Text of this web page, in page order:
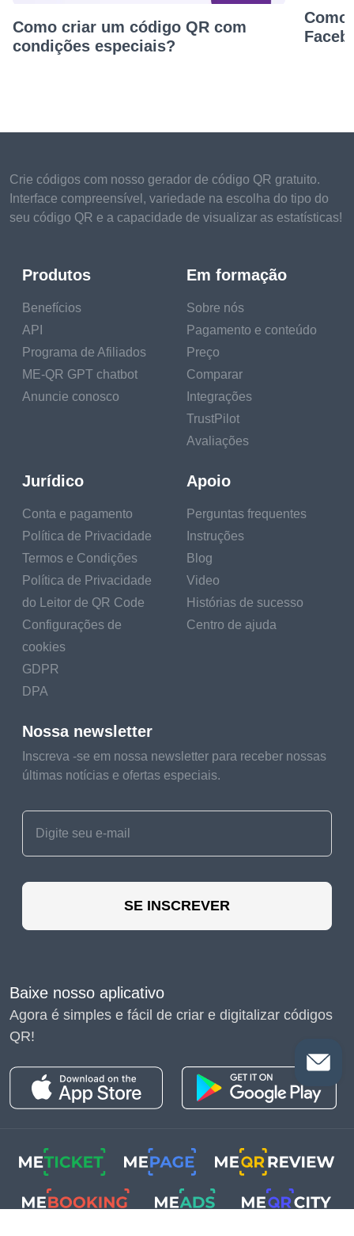
Como criar um código QR com
condições especiais?
Como
Crie códigos com nosso gerador de código QR gratuito.
Interface compreensível, variedade na escolha do tipo do
seu código QR e a capacidade de visualizar as estatísticas!
Produtos
Benefícios
API
Programa de Afiliados
ME-QR GPT chatbot
Anuncie conosco
Em formação
Sobre nós
Pagamento e conteúdo
Preço
Comparar
Integrações
TrustPilot
Avaliações
Jurídico
Conta e pagamento
Política de Privacidade
Termos e Condições
Política de Privacidade
do Leitor de QR Code
Configurações de
cookies
GDPR
DPA
Apoio
Perguntas frequentes
Instruções
Blog
Video
Histórias de sucesso
Centro de ajuda
Nossa newsletter
Inscreva -se em nossa newsletter para receber nossas
últimas notícias e ofertas especiais.
SE INSCREVER
Baixe nosso aplicativo
Agora é simples e fácil de criar e digitalizar códigos
QR!